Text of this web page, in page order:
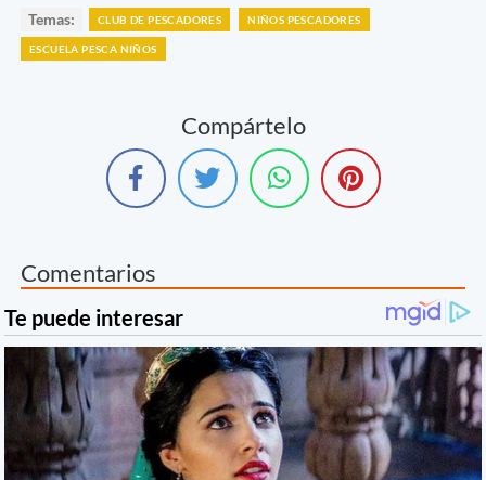
Temas: CLUB DE PESCADORES NIÑOS PESCADORES
ESCUELA PESCA NIÑOS
Compártelo
Comentarios